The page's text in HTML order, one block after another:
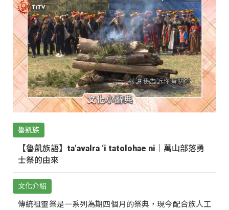
魯凱族
【魯凱族語】ta‘avalra ‘i tatolohae ni｜萬山部落勇
士祭的由來
文化介紹
傳統祖靈祭是一系列為期四個月的祭典，現今配合族人工